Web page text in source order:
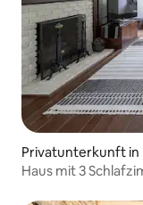
Privatunterkunft in
Haus mit 3